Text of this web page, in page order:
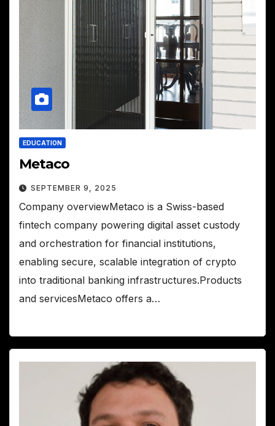
EDUCATION
Metaco
SEPTEMBER 9, 2025
Company overviewMetaco is a Swiss-based
fintech company powering digital asset custody
and orchestration for financial institutions,
enabling secure, scalable integration of crypto
into traditional banking infrastructures.Products
and servicesMetaco offers a…